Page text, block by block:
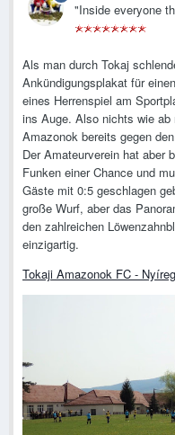
"Inside everyone
Als man durch Tokaj
Ankündigungsplakat für
eines Herrenspiel am
ins Auge. Also nichts wie
Amazonok bereits gegen
Der Amateurverein hat aber
Funken einer Chance und
Gäste mit 0:5 geschlagen
große Wurf, aber das
den zahlreichen
einzigartig.
Tokaji Amazonok FC -